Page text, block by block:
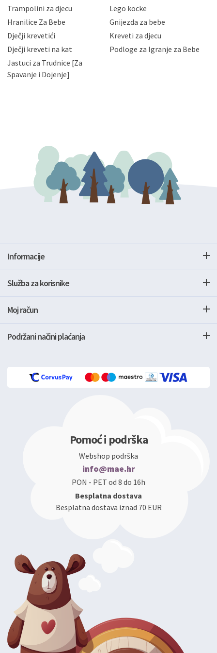
zaposlenicima kojima su isti potrebni radi provedbe
slučajevima koji su dozvoljeni zakonima. Napominjemo
da možete u svako doba, u potpunosti ili djelomice,
zatražiti prestanak aktivnosti obrade Vaših osobnih
podataka. Opoziv privole možete podnijeti poštom na
gore navedenu adresu ili e-mailom na adresu:
Trampolini za djecu
Lego kocke
Hranilice Za Bebe
Gnijezda za bebe
Dječji krevetići
Kreveti za djecu
Dječji kreveti na kat
Podloge za Igranje za Bebe
Jastuci za Trudnice [Za
Spavanje i Dojenje]
Informacije
Služba za korisnike
Moj račun
Podržani načini plaćanja
Pomoć i podrška
Webshop podrška
info@mae.hr
PON - PET od 8 do 16h
Besplatna dostava
Besplatna dostava iznad 70 EUR